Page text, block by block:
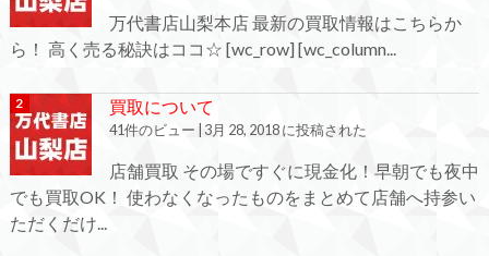
万代書店山梨本店 最新の買取情報はこちらか
ら！ 高く売る秘訣はココ☆ [wc_row] [wc_column...
買取について
41件のビュー 3月 28, 2018 に投稿された
店舗買取 その場ですぐに現金化！早朝でも夜中
でも買取OK！ 使わなくなったものをまとめて店舗へ持参い
ただくだけ...